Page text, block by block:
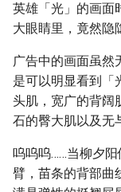
英雄「光」的画面
大眼睛里，竟然隐
广告中的画面虽然
是可以明显看到「
头肌，宽广的背阔
石的臀大肌以及无
呜呜呜……当柳夕
臂，苗条的背部曲